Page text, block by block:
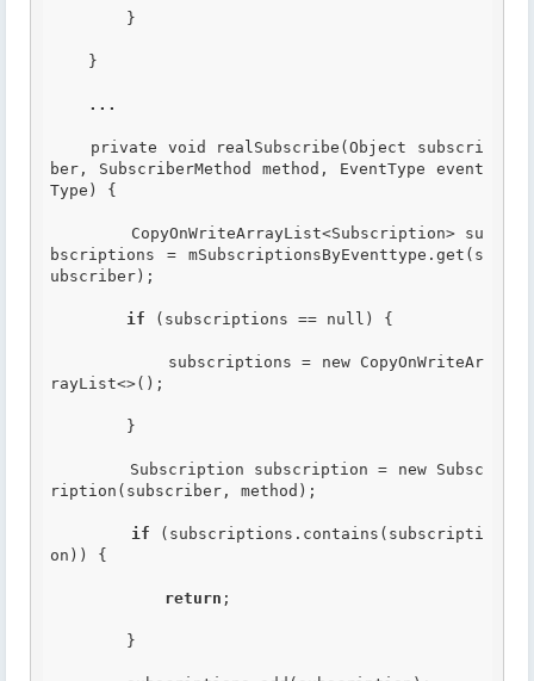
...
ber, SubscriberMethod method, EventType event
Type) {
bscriptions = mSubscriptionsByEventtype.get(s
ubscriber);
if (subscriptions == null) {
rayList<>();
ription(subscriber, method);
if (subscriptions.contains(subscripti
on)) {
return ;